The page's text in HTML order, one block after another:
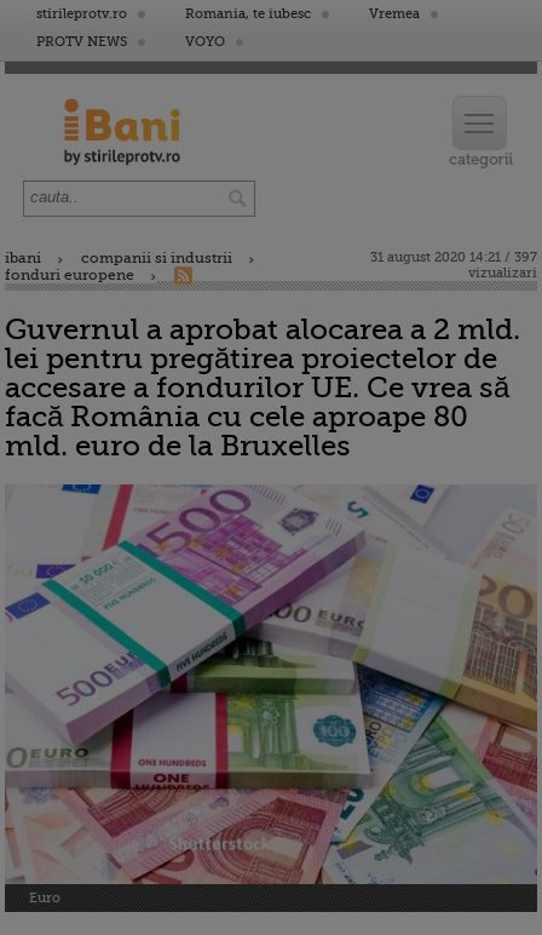
stirileprotv.ro Romania, te iubesc
Vremea
PROTV NEWS
VOYO
ibani
companii si industrii
fonduri europene
31 august 2020 14:21 / 397
vizualizari
Guvernul a aprobat alocarea a 2 mld.
lei pentru pregătirea proiectelor de
accesare a fondurilor UE. Ce vrea să
facă România cu cele aproape 80
mld. euro de la Bruxelles
Euro